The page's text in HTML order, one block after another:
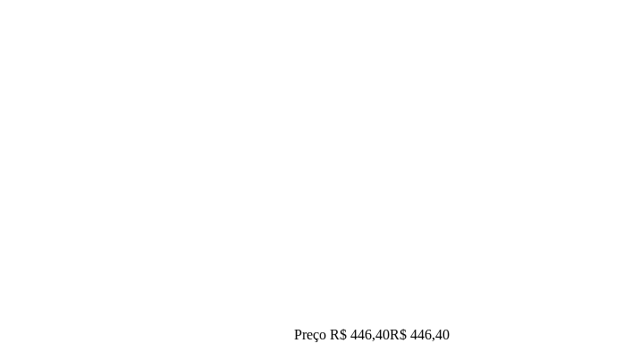
Preço R$ 446,40R$ 446,40